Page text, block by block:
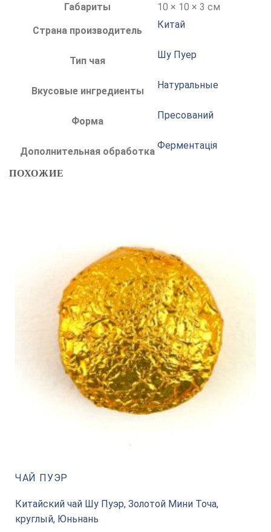
Габариты
10 × 10 × 3 см
Страна производитель
Китай
Тип чая
Шу Пуер
Вкусовые ингредиенты
Натуральные
Форма
Пресований
Дополнительная обработка
Ферментація
ПОХОЖИЕ
ЧАЙ ПУЭР
Китайский чай Шу Пуэр, Золотой Мини Точа,
круглый, Юньнань